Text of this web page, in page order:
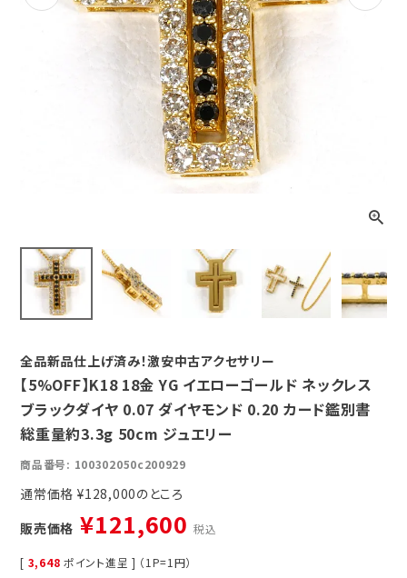
Previous Next
全品新品仕上げ済み！激安中古アクセサリー
【5%OFF】K18 18金 YG イエローゴールド ネックレス
ブラックダイヤ 0.07 ダイヤモンド 0.20 カード鑑別書
総重量約3.3g 50cm ジュエリー
商品番号 100302050c200929
通常価格 ¥128,000
販売価格 ¥121,600 税込
[ 3,648 ポイント進呈 ] （1P=1円）